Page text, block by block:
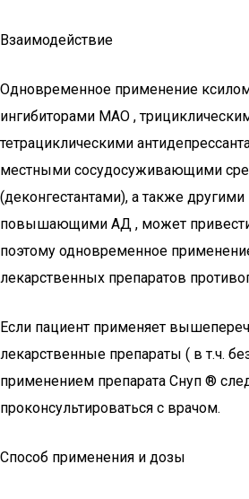
Взаимодействие
Одновременное применение
ингибиторами МАО ,
тетрациклическими
местными сосудосуживающими
(деконгестантами), а также другими
повышающими АД , может
поэтому одновременное
лекарственных препаратов
Если пациент применяет
лекарственные препараты ( в т.ч.
применением препарата Снуп ®
проконсультироваться с врачом.
Способ применения и дозы